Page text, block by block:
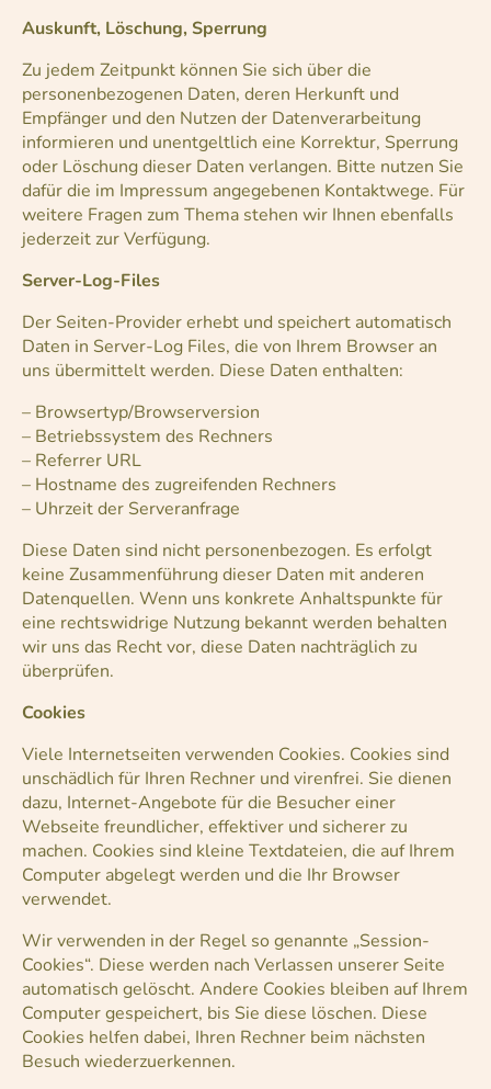
Auskunft, Löschung, Sperrung
Zu jedem Zeitpunkt können Sie sich über die
personenbezogenen Daten, deren Herkunft und
Empfänger und den Nutzen der Datenverarbeitung
informieren und unentgeltlich eine Korrektur, Sperrung
oder Löschung dieser Daten verlangen. Bitte nutzen Sie
dafür die im Impressum angegebenen Kontaktwege. Für
weitere Fragen zum Thema stehen wir Ihnen ebenfalls
jederzeit zur Verfügung.
Server-Log-Files
Der Seiten-Provider erhebt und speichert automatisch
Daten in Server-Log Files, die von Ihrem Browser an
uns übermittelt werden. Diese Daten enthalten:
– Browsertyp/Browserversion
– Betriebssystem des Rechners
– Referrer URL
– Hostname des zugreifenden Rechners
– Uhrzeit der Serveranfrage
Diese Daten sind nicht personenbezogen. Es erfolgt
keine Zusammenführung dieser Daten mit anderen
Datenquellen. Wenn uns konkrete Anhaltspunkte für
eine rechtswidrige Nutzung bekannt werden behalten
wir uns das Recht vor, diese Daten nachträglich zu
überprüfen.
Cookies
Viele Internetseiten verwenden Cookies. Cookies sind
unschädlich für Ihren Rechner und virenfrei. Sie dienen
dazu, Internet-Angebote für die Besucher einer
Webseite freundlicher, effektiver und sicherer zu
machen. Cookies sind kleine Textdateien, die auf Ihrem
Computer abgelegt werden und die Ihr Browser
verwendet.
Wir verwenden in der Regel so genannte „Session-
Cookies“. Diese werden nach Verlassen unserer Seite
automatisch gelöscht. Andere Cookies bleiben auf Ihrem
Computer gespeichert, bis Sie diese löschen. Diese
Cookies helfen dabei, Ihren Rechner beim nächsten
Besuch wiederzuerkennen.